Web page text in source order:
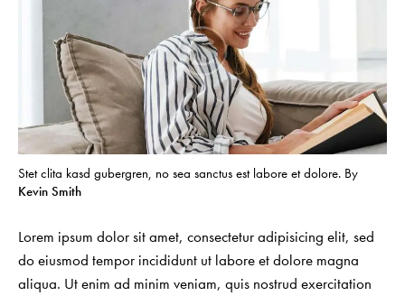
Stet clita kasd gubergren, no sea sanctus est labore et dolore. By
Kevin Smith
Lorem ipsum dolor sit amet, consectetur adipisicing elit, sed
do eiusmod tempor incididunt ut labore et dolore magna
aliqua. Ut enim ad minim veniam, quis nostrud exercitation